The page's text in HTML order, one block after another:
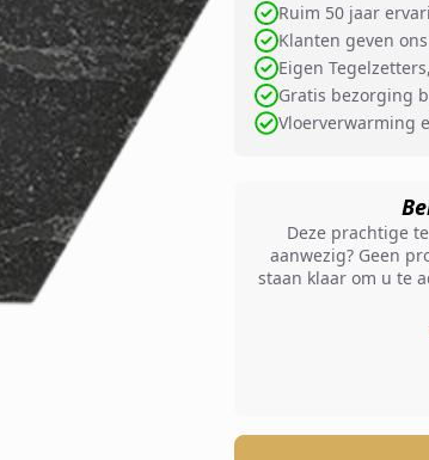
Ruim 50 jaar
Klanten geven
Eigen
Gratis bezorging
Vloerverwarming
Deze prachtige
aanwezig? Geen
staan klaar om u te